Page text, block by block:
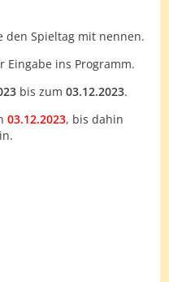
den Spieltag mit nennen.
Eingabe ins Programm.
bis zum 03.12.2023.
03.12.2023, bis dahin